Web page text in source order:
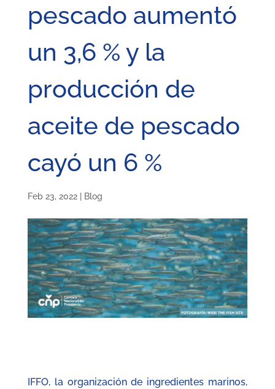
pescado aumentó
un 3,6 % y la
producción de
aceite de pescado
cayó un 6 %
Feb 23, 2022| Blog
IFFO, la organización de ingredientes marinos,